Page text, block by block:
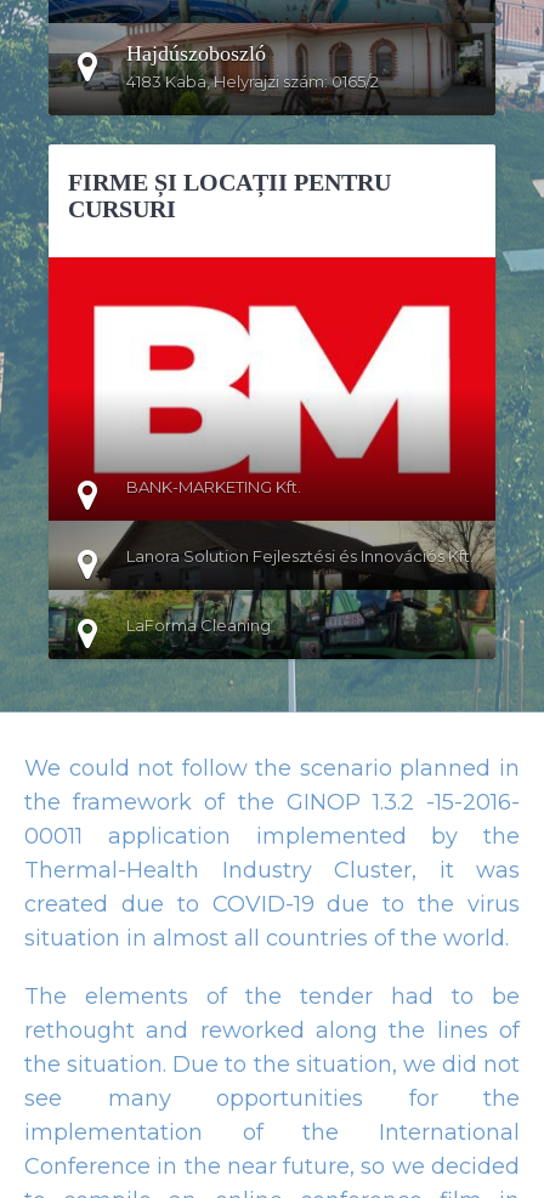
Hajdúszoboszló
4183 Kaba, Helyrajzi szám: 0165/2
FIRME ȘI LOCAȚII PENTRU
CURSURI
DETALII
BANK-MARKETING Kft.
Lanora Solution Fejlesztési és Innovációs Kft.
LaForma Cleaning
We could not follow the scenario planned in
the framework of the GINOP 1.3.2 -15-2016-
00011 application implemented by the
Thermal-Health Industry Cluster, it was
created due to COVID-19 due to the virus
situation in almost all countries of the world.
The elements of the tender had to be
rethought and reworked along the lines of
the situation. Due to the situation, we did not
see many opportunities for the
implementation of the International
Conference in the near future, so we decided